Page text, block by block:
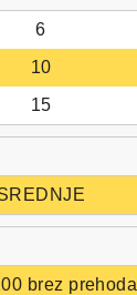
6
10
15
brez prehoda